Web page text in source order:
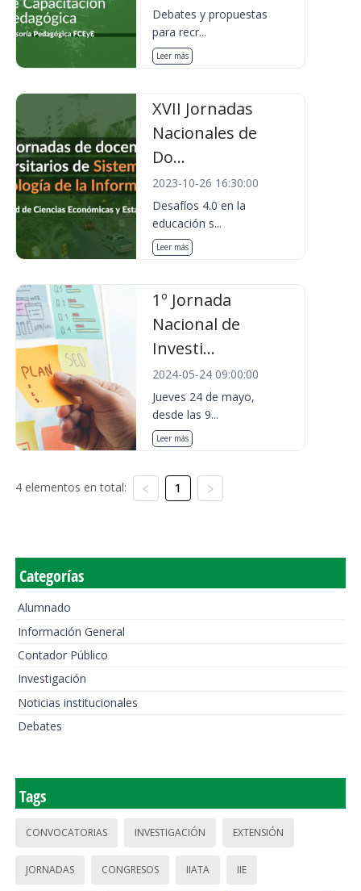
Debates y propuestas
para recr...
Leer más
XVII Jornadas
Nacionales de
Do...
2023-10-26 16:30:00
Desafíos 4.0 en la
educación s...
Leer más
1º Jornada
Nacional de
Investi...
2024-05-24 09:00:00
Jueves 24 de mayo,
desde las 9...
Leer más
4 elementos en total: 1
Categorías
Alumnado
Información General
Contador Público
Investigación
Noticias institucionales
Debates
Tags
CONVOCATORIAS INVESTIGACIÓN EXTENSIÓN
JORNADAS CONGRESOS IIATA IIE